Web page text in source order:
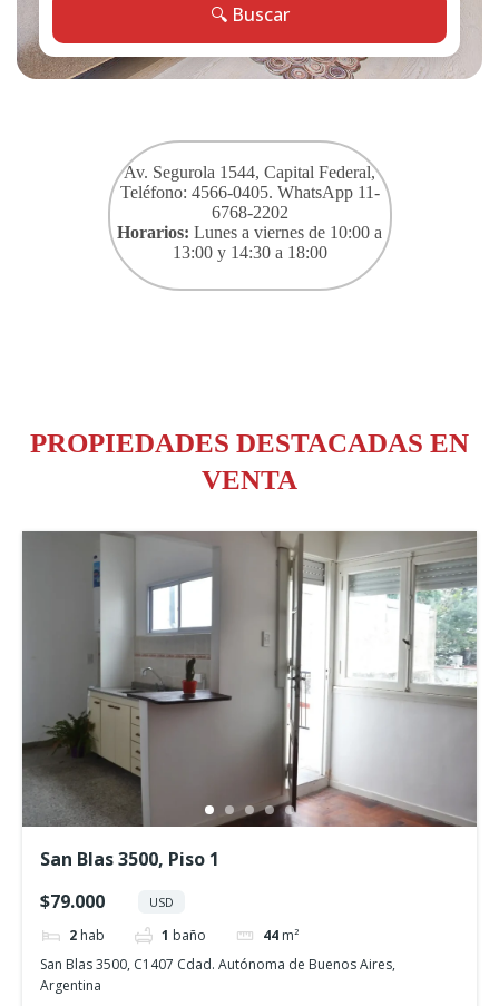
🔍 Buscar
Av. Segurola 1544, Capital Federal,
Teléfono: 4566-0405. WhatsApp 11-
6768-2202
Horarios: Lunes a viernes de 10:00 a
13:00 y 14:30 a 18:00
PROPIEDADES DESTACADAS EN
VENTA
San Blas 3500, Piso 1
$79.000
USD
2 hab 1 baño 44 m²
San Blas 3500, C1407 Cdad. Autónoma de Buenos Aires,
Argentina